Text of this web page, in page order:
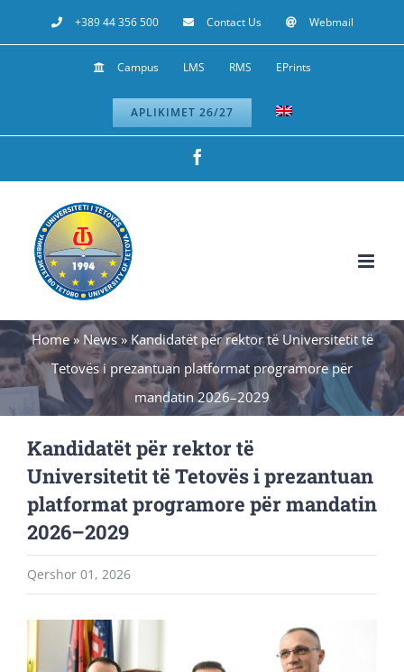
to
+389 44 356 500 Contact Us Webmail
Campus LMS RMS EPrints
APLIKIMET 26/27
Home» News» Kandidatët për rektor të Universitetit të
Tetovës i prezantuan platformat programore për
mandatin 2026–2029
Kandidatët për rektor të
Universitetit të Tetovës i prezantuan
platformat programore për mandatin
2026–2029
Qershor 01, 2026
Larger